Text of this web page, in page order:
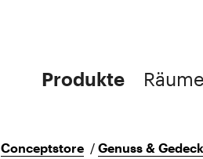
Produkte Räume
Conceptstore / Genuss &